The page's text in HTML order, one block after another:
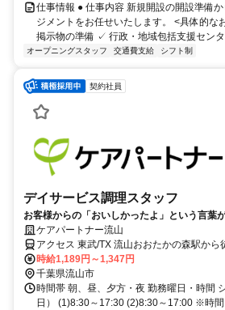
仕事情報 ● 仕事内容 新規開設の開設準備
ジメントをお任せいたします。 <具体的な
掲示物の準備 ✓ 行政・地域包括支援セン
オープニングスタッフ 交通費支給 シフト制
契約社員
デイサービス調理スタッフ
お客様からの「おいしかったよ」という言葉
ケアパートナー流山
アクセス 東武/TX 流山おおたかの森駅から
時給1,189円～1,347円
千葉県流山市
時間帯 朝、昼、夕方・夜 勤務曜日・時間
日） (1)8:30～17:30 (2)8:30～17:00 ※時